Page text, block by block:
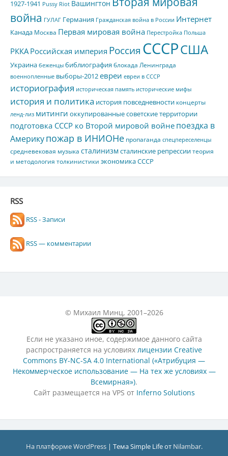
1927-1941 Pussy Riot Вашингтон
война ГУЛАГ Германия Гражданская война в России Интернет
Канада Москва Первая мировая война Перестройка Польша
РККА Российская империя Россия СССРСША
Украина беженцы библиография блокада Ленинграда
военнопленные выборы-2012евреи евреи в СССР
историография историческая память исторические мифы
история и политика история повседневности концерты
ленд-лиз митинги оккупированные советские территории
подготовка СССР ко Второй мировой войнепоездка в
Америкупожар в ИНИОНе пропаганда спецпереселенцы
средневековая музыка сталинизмсталинские репрессиитеория
и методология толкинистики экономика СССР
RSS
RSS - Записи
RSS — комментарии
© Михаил Минц, 2001–2026
Если не указано иное, содержимое данного сайта
распространяется на условиях лицензии Creative
Commons BY-NC-SA 4.0 International («Атрибуция —
Некоммерческое использование — На тех же условиях —
Всемирная»).
Сайт размещается на VPS от Inferno Solutions
На платформе WordPress | Тема Simple Life от Nilambar.